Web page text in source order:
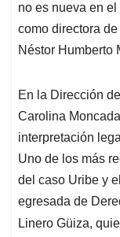
no es nueva en
como directora
Néstor Humberto
En la Dirección
Carolina
interpretación
Uno de los más
del caso Uribe y
egresada de
Linero Güiza,